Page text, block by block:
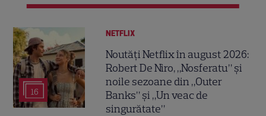
16
NETFLIX
Noutăți Netflix în august 2026:
Robert De Niro, „Nosferatu” și
noile sezoane din „Outer
Banks” și „Un veac de
singurătate”